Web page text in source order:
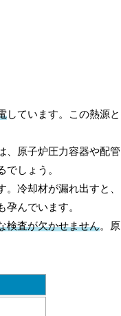
しています。この熱源と
、原子炉圧力容器や配管
しょう。
冷却材が漏れ出すと、
んでいます。
検査が欠かせません。原